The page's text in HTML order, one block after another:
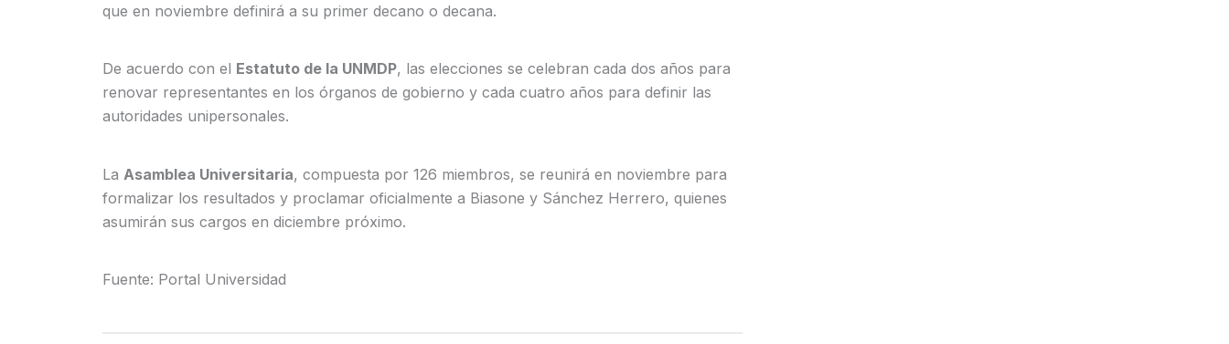
que en noviembre definirá a su primer decano o decana.
De acuerdo con el Estatuto de la UNMDP, las elecciones se celebran cada dos años para
renovar representantes en los órganos de gobierno y cada cuatro años para definir las
autoridades unipersonales.
La Asamblea Universitaria, compuesta por 126 miembros, se reunirá en noviembre para
formalizar los resultados y proclamar oficialmente a Biasone y Sánchez Herrero, quienes
asumirán sus cargos en diciembre próximo.
Fuente: Portal Universidad